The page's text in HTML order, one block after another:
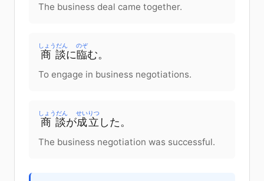
The business deal came together.
商談
しょうだん
に臨
のぞ
む。
To engage in business negotiations.
商談
しょうだん
が成立
せいりつ
した 。
The business negotiation was successful.